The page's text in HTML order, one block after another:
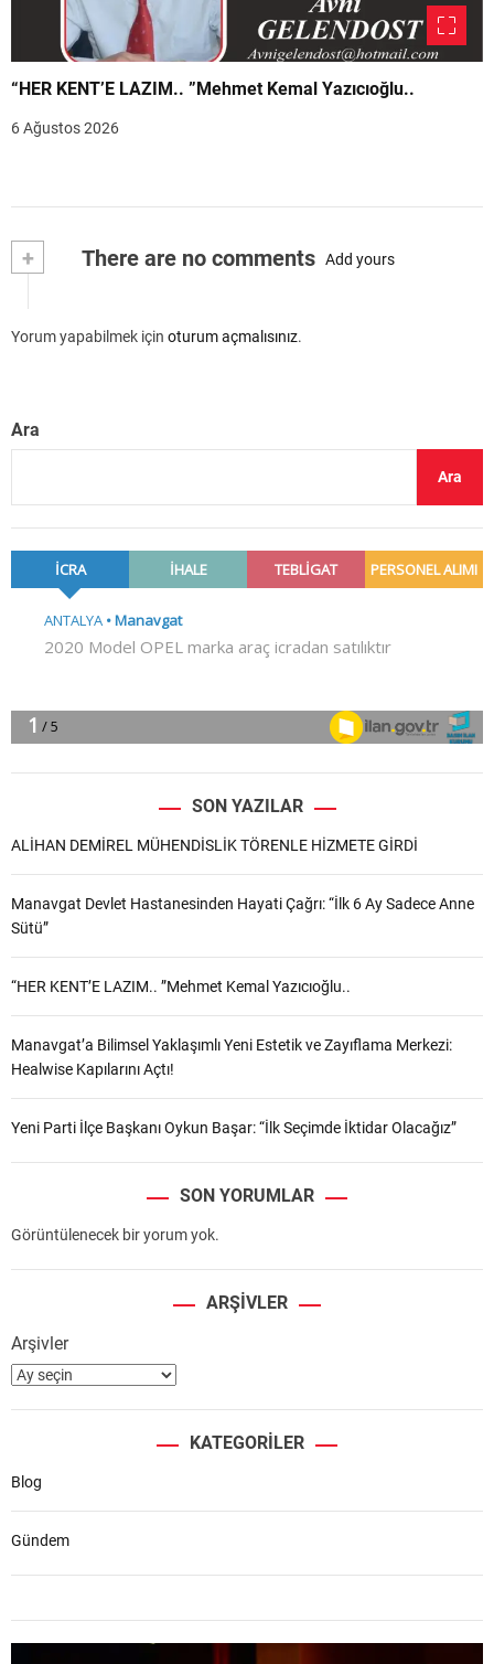
“HER KENT’E LAZIM.. ”Mehmet Kemal Yazıcıoğlu..
6 Ağustos 2026
+ There are no comments Add yours
Yorum yapabilmek için oturum açmalısınız.
Ara
Ara
SON YAZILAR
ALİHAN DEMİREL MÜHENDİSLİK TÖRENLE HİZMETE GİRDİ
Manavgat Devlet Hastanesinden Hayati Çağrı: “İlk 6 Ay Sadece Anne
Sütü”
“HER KENT’E LAZIM.. ”Mehmet Kemal Yazıcıoğlu..
Manavgat’a Bilimsel Yaklaşımlı Yeni Estetik ve Zayıflama Merkezi:
Healwise Kapılarını Açtı!
Yeni Parti İlçe Başkanı Oykun Başar: “İlk Seçimde İktidar Olacağız”
SON YORUMLAR
Görüntülenecek bir yorum yok.
ARŞIVLER
Arşivler
KATEGORILER
Blog
Gündem